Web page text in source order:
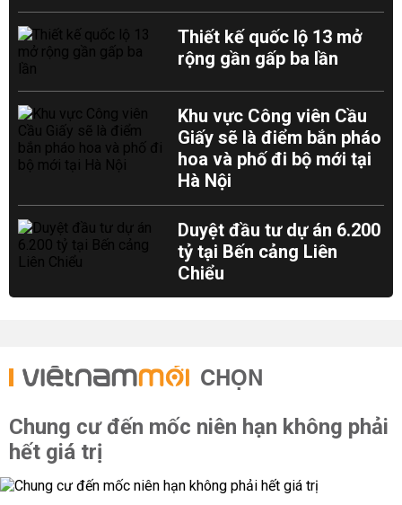
Thiết kế quốc lộ 13 mở
rộng gần gấp ba lần
Khu vực Công viên Cầu
Giấy sẽ là điểm bắn pháo
hoa và phố đi bộ mới tại
Hà Nội
Duyệt đầu tư dự án 6.200
tỷ tại Bến cảng Liên
Chiểu
CHỌN
Chung cư đến mốc niên hạn không phải
hết giá trị